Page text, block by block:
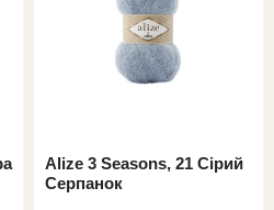
Alize 3 Seasons, 21 Сірий
Серпанок